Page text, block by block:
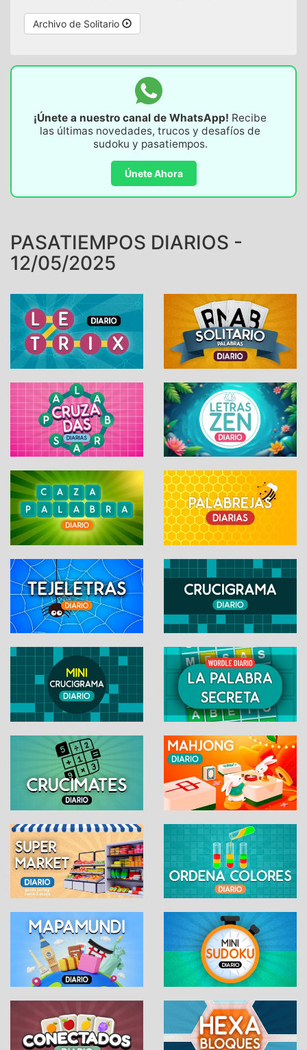
Archivo de Solitario
¡Únete a nuestro canal de WhatsApp! Recibe
las últimas novedades, trucos y desafíos de
sudoku y pasatiempos.
Únete Ahora
PASATIEMPOS DIARIOS -
12/05/2025